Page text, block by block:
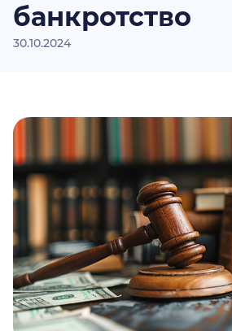
банкротство
30.10.2024